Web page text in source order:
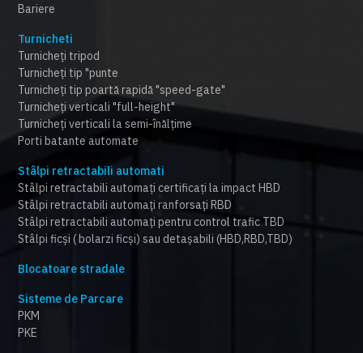
Bariere
Turnicheti
Turnicheți tripod
Turnicheți tip "punte
Turnicheți tip poartă rapidă "speed-gate"
Turnicheți verticali "full-height"
Turnicheți verticali la semi-înălțime
Porti batante automate
Stâlpi retractabili automati
Stâlpi retractabili automați certificați la impact HBD
Stâlpi retractabili automați ranforsați RBD
Stâlpi retractabili automați pentru control trafic TBD
Stâlpi ficși ( bolarzi ficși) sau detașabili (HBD,RBD,TBD)
Blocatoare stradale
Sisteme de Parcare
PKM
PKE